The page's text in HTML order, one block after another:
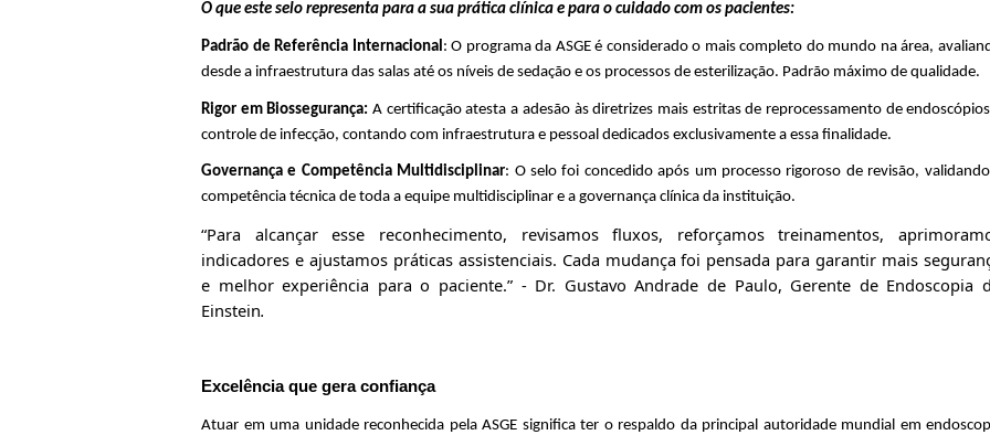
O que este selo representa para a sua prática clínica e para o cuidado com os pacientes:
Padrão de Referência Internacional: O programa da ASGE é considerado o mais completo do mundo na área,
desde a infraestrutura das salas até os níveis de sedação e os processos de esterilização. Padrão máximo de qualidade.
Rigor em Biossegurança:A certificação atesta a adesão às diretrizes mais estritas de reprocessamento de
controle de infecção, contando com infraestrutura e pessoal dedicados exclusivamente a essa finalidade.
Governança e Competência Multidisciplinar: O selo foi concedido após um processo rigoroso de revisão,
competência técnica de toda a equipe multidisciplinar e a governança clínica da instituição.
“Para alcançar esse reconhecimento, revisamos fluxos, reforçamos treinamentos,
indicadores e ajustamos práticas assistenciais. Cada mudança foi pensada para garantir mais
e melhor experiência para o paciente.” -Dr. Gustavo Andrade de Paulo, Gerente de Endoscopia
Einstein.
Excelência que gera confiança
Atuar em uma unidade reconhecida pela ASGE significa ter o respaldo da principal autoridade mundial em